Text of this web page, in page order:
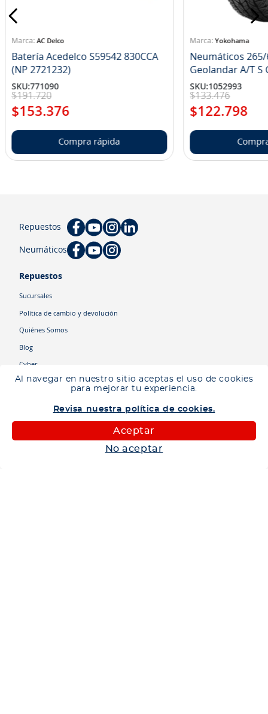
Al navegar en nuestro sitio aceptas el uso de cookies
para mejorar tu experiencia.
Revisa nuestra política de cookies.
Aceptar
No aceptar
AC Delco
Batería Acedelco S59542 830CCA
(NP 2721232)
SKU:771090
$191.720
$153.376
Compra rápida
Yokohama
Neumáticos 265/
SKU:1052993
$133.476
$122.798
Repuestos
Neumáticos
Repuestos
Sucursales
Política de cambio y devolución
Quiénes Somos
Blog
Cyber